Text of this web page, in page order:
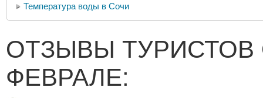
Температура воды в Сочи
ОТЗЫВЫ
ФЕВРАЛЕ: